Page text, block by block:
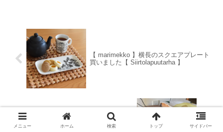
【 marimekko 】横長のスクエアプレート
買いました【 Siirtolapuutarha 】
木製家具にも馴染むケーブルボックス◇
メニュー ホーム 検索 トップ サイドバー